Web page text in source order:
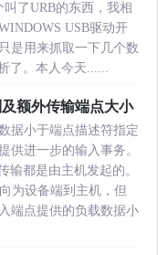
了URB的东西，我相
USB驱动开
是用来抓取一下几个数
了。本人今天......
额外传输端点大小
据小于端点描述符指定
供进一步的输入事务。
输都是由主机发起的。
为设备端到主机，但
端点提供的负载数据小